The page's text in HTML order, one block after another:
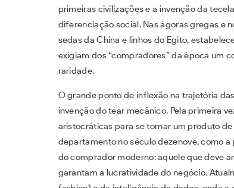
primeiras civilizações e a invenção da
diferenciação social. Nas ágoras gregas e
sedas da China e linhos do Egito,
exigiam dos “compradores” da época um
raridade.
O grande ponto de inflexão na trajetória
invenção do tear mecânico. Pela primeira
aristocráticas para se tornar um produto
departamento no século dezenove, como
do comprador moderno: aquele que deve
garantam a lucratividade do negócio.